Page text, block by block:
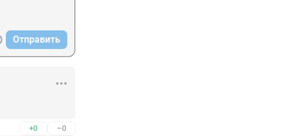
Отправить
+0 –0